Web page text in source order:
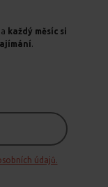
každý měsíc si
.
údajů.